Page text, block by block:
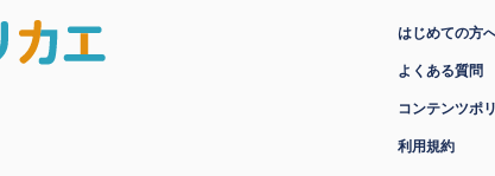
はじめての方
よくある質問
コンテンツポ
利用規約